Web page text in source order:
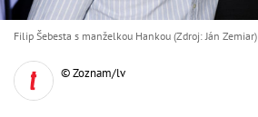
Filip Šebesta s manželkou Hankou (Zdroj: Ján Zemiar)
© Zoznam/lv